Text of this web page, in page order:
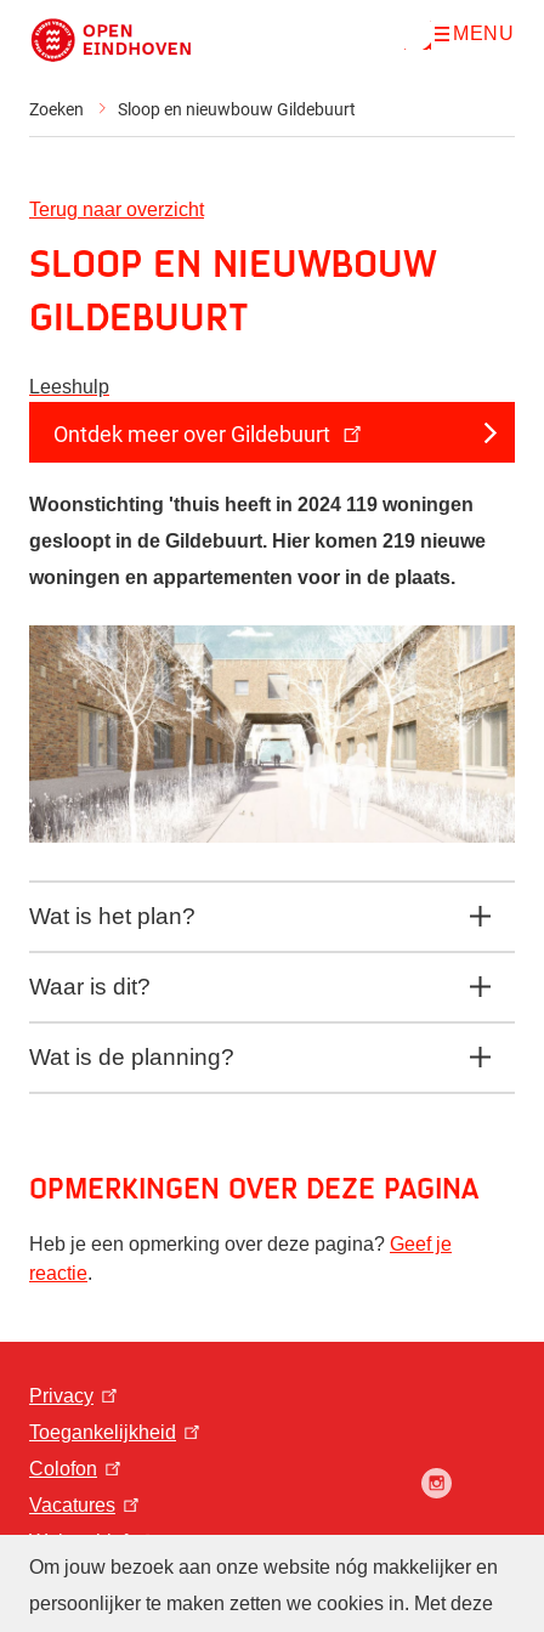
Om jouw bezoek aan onze website nóg makkelijker en
persoonlijker te maken zetten we cookies in. Met deze
Direct naar de inhoud
O
MENU
Zoeken Sloop en nieuwbouw Gildebuurt
Terug naar overzicht
Sloop en nieuwbouw
Gildebuurt
Leeshulp
Ontdek meer over Gildebuurt
Woonstichting 'thuis heeft in 2024 119 woningen
gesloopt in de Gildebuurt. Hier komen 219 nieuwe
woningen en appartementen voor in de plaats.
Wat is het plan?
Waar is dit?
Wat is de planning?
Opmerkingen over deze pagina
Heb je een opmerking over deze pagina? Geef je
reactie.
Privacy
Toegankelijkheid
Colofon
Vacatures
Webarchief